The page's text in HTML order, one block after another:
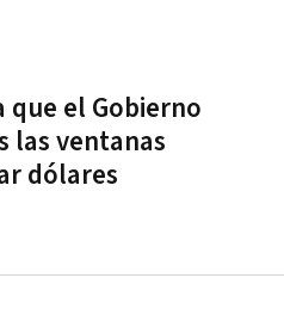
que el Gobierno
las ventanas
dólares